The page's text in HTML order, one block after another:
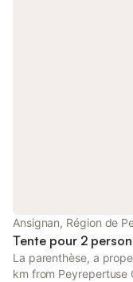
Ansignan, Région de
Tente pour 2
La parenthèse, a
km from Peyrepertuse